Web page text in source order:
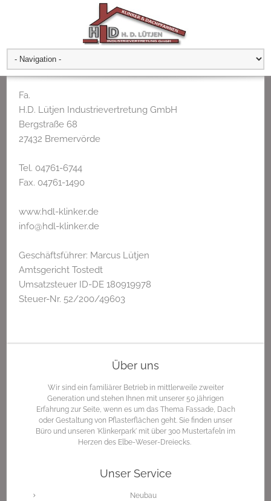
Fa.
H.D. Lütjen Industrievertretung GmbH
Bergstraße 68
27432 Bremervörde
Tel. 04761-6744
Fax. 04761-1490
www.hdl-klinker.de
info@hdl-klinker.de
Geschäftsführer: Marcus Lütjen
Amtsgericht Tostedt
Umsatzsteuer ID-DE 180919978
Steuer-Nr. 52/200/49603
Über uns
Wir sind ein familiärer Betrieb in mittlerweile zweiter
Generation und stehen Ihnen mit unserer 50 jährigen
Erfahrung zur Seite, wenn es um das Thema Fassade, Dach
oder Gestaltung von Pflasterflächen geht. Sie finden unser
Büro und unseren 'Klinkerpark' mit über 300 Mustertafeln im
Herzen des Elbe-Weser-Dreiecks.
Unser Service
Neubau